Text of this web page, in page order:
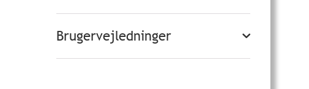
Brugervejledninger